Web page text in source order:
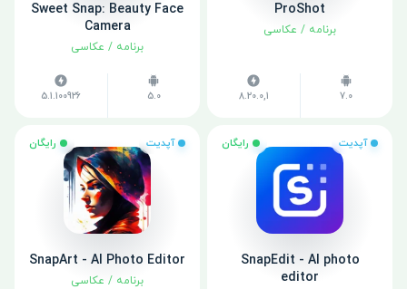
ProShot
برنامه / عکاسی
7.0
8.20.0,1
Sweet Snap: Beauty Face
Camera
برنامه / عکاسی
5.0
5.1.100926
آپدیت رایگان
SnapEdit - AI photo
editor
آپدیت رایگان
SnapArt - AI Photo Editor
برنامه / عکاسی